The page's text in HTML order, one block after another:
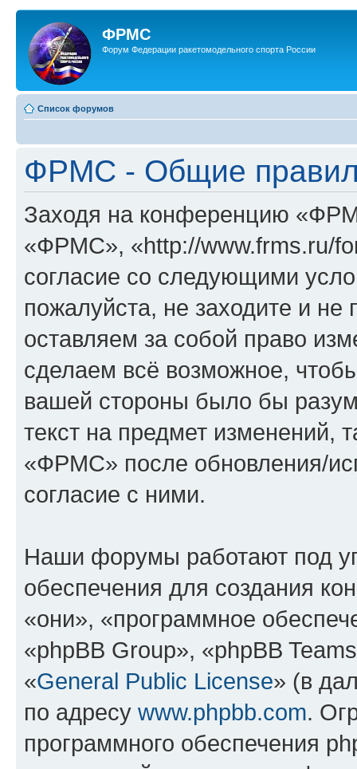
ФРМС
Форум Федерации ракетомодельного спорта России
Список форумов
ФРМС - Общие
Заходя на конференцию
«ФРМС», «http://www.frms.ru/
согласие со следующими
пожалуйста, не заходите и
оставляем за собой право
сделаем всё возможное,
вашей стороны было бы
текст на предмет изменений,
«ФРМС» после обновления/
согласие с ними.
Наши форумы работают под
обеспечения для создания
«они», «программное
«phpBB Group», «phpBB
«General Public License» (в
по адресу www.phpbb.com.
программного обеспечения